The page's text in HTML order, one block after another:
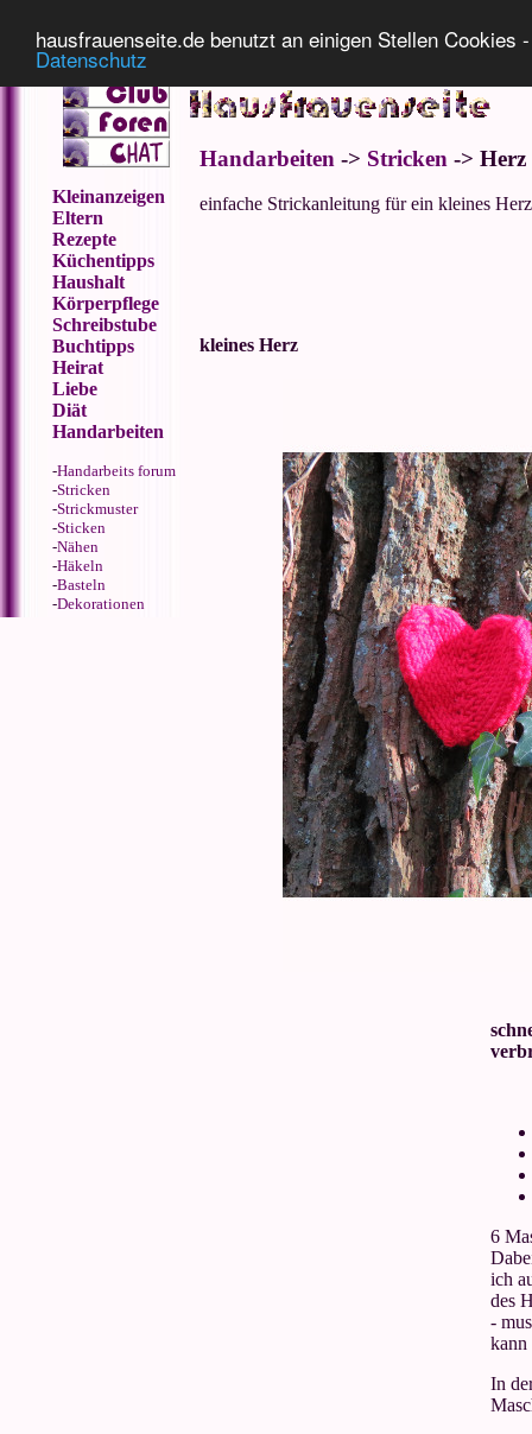
hausfrauenseite.de benutzt an einigen Stellen
Datenschutz
Kleinanzeigen
Eltern
Rezepte
Küchentipps
Haushalt
Körperpflege
Schreibstube
Buchtipps
Heirat
Liebe
Diät
Handarbeiten
-Handarbeits forum
-Stricken
-Strickmuster
-Sticken
-Nähen
-Häkeln
-Basteln
-Dekorationen
Handarbeiten -> Stricken ->
einfache Strickanleitung für ein kleines Herz
kleines Herz
6
ich
des
-
kann
In